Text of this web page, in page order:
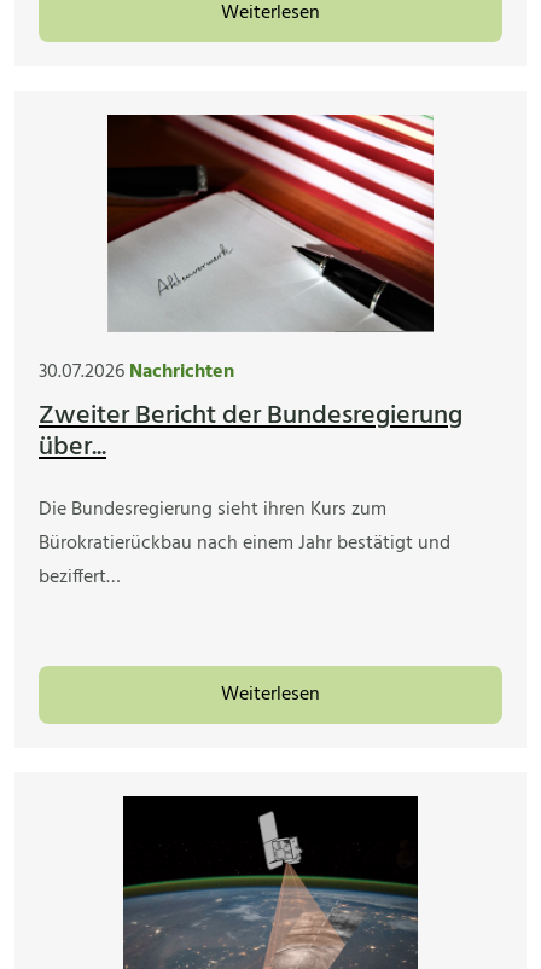
Weiterlesen
30.07.2026Nachrichten
Zweiter Bericht der Bundesregierung
über...
Die Bundesregierung sieht ihren Kurs zum
Bürokratierückbau nach einem Jahr bestätigt und
beziffert…
Weiterlesen